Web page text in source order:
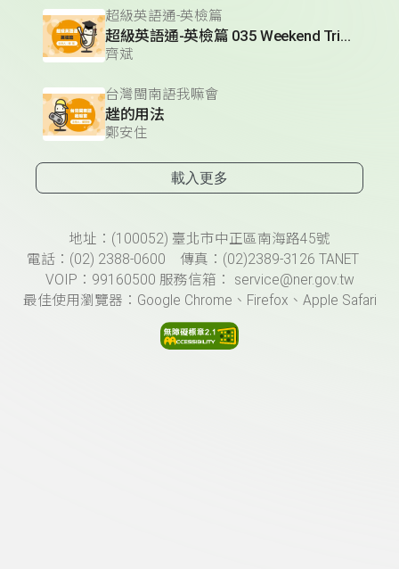
超級英語通-英檢篇
超級英語通-英檢篇 035 Weekend Trip- 週末旅遊
齊斌
台灣閩南語我嘛會
趖的用法
鄭安住
載入更多
頁尾資訊地址：(100052) 臺北市中正區南海路45號
電話：(02) 2388-0600 傳真：(02)2389-3126 TANET
VOIP：99160500 服務信箱： service@ner.gov.tw
最佳使用瀏覽器：Google Chrome、Firefox、Apple Safari